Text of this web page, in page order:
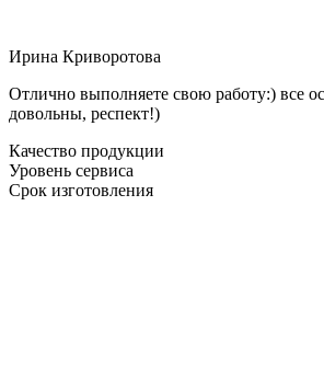
Ирина Криворотова
Отлично выполняете свою работу:) все
довольны, респект!)
Качество продукции
Уровень сервиса
Срок изготовления